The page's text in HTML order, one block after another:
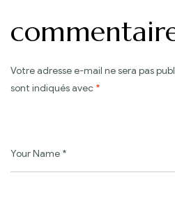
Votre adresse e-mail ne sera pas
sont indiqués avec *